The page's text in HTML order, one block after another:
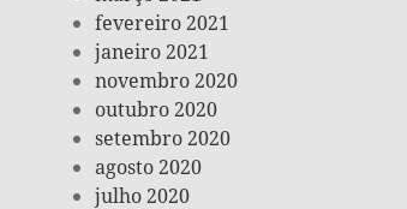
fevereiro 2021
janeiro 2021
novembro 2020
outubro 2020
setembro 2020
agosto 2020
julho 2020